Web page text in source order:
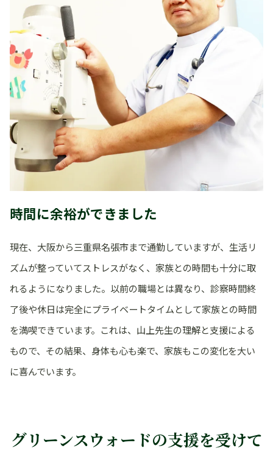
時間に余裕ができました
現在、大阪から三重県名張市まで通勤していますが、生活リ
ズムが整っていてストレスがなく、家族との時間も十分に取
れるようになりました。以前の職場とは異なり、診察時間終
了後や休日は完全にプライベートタイムとして家族との時間
を満喫できています。これは、山上先生の理解と支援による
もので、その結果、身体も心も楽で、家族もこの変化を大い
に喜んでいます。
グリーンスウォードの支援を受けて